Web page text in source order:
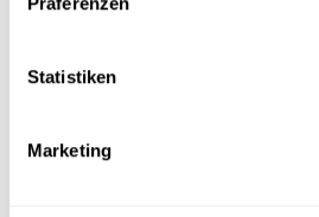
Statistiken
Marketing